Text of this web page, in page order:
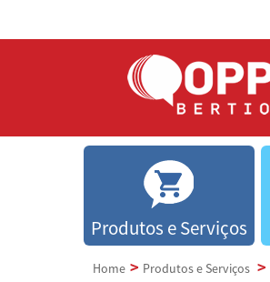
Produtos e Serviços
Home Produtos e Serviços